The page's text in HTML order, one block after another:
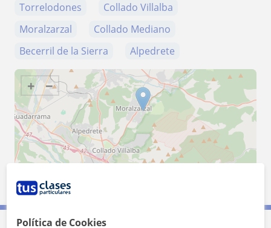
Torrelodones
Collado Villalba
Moralzarzal
Collado Mediano
Becerril de la Sierra
Alpedrete
+ −
3 mi
Política de Cookies